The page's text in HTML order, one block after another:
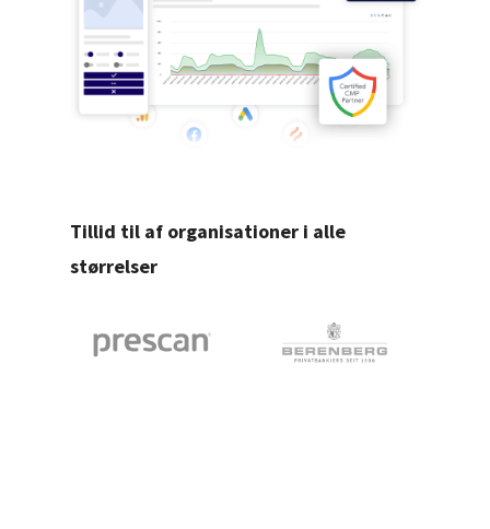
Tillid til af organisationer i alle
størrelser